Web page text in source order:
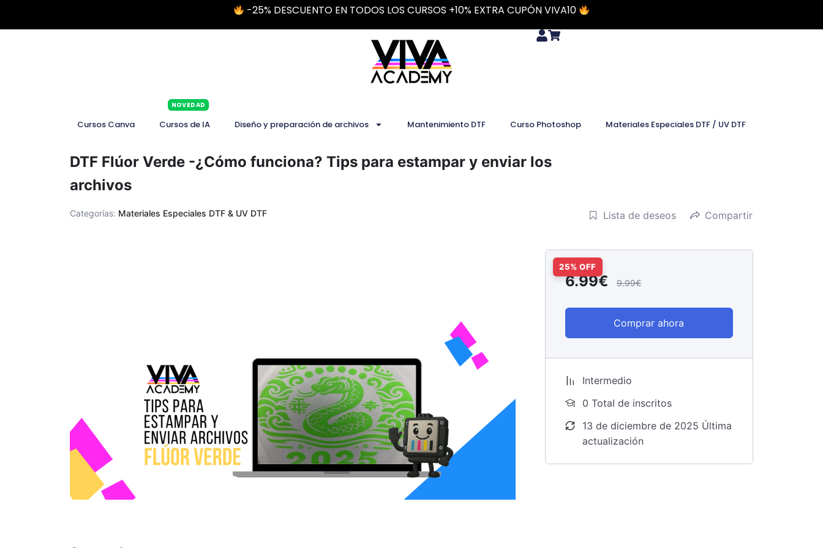
-25% DESCUENTO EN TODOS LOS CURSOS +10% EXTRA CUPÓN VIVA10
Cursos Canva Cursos de IA
NOVEDAD
Diseño y preparación de archivos Mantenimiento DTF Curso Photoshop Materiales Especiales DTF / UV DTF
DTF Flúor Verde -¿Cómo funciona? Tips para estampar y enviar los
archivos
Categorías: Materiales Especiales DTF & UV DTF Lista de deseos Compartir
6.99€ 9.99€
Comprar ahora
Intermedio
0 TotaI de inscritos
13 de diciembre de 2025 Última
actualización